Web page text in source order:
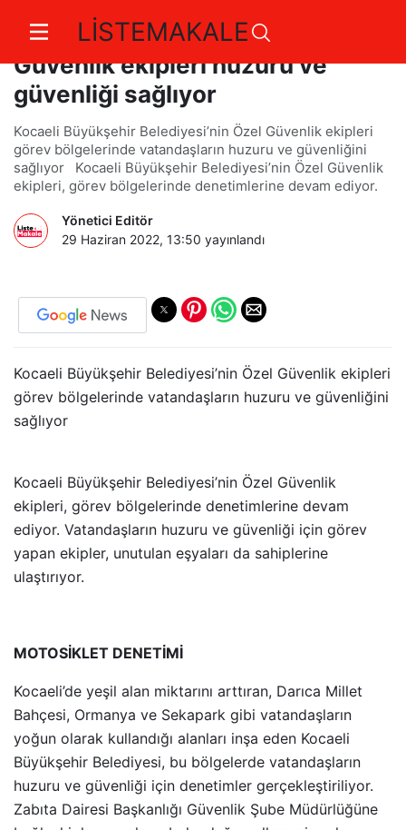
LİSTEMAKALE
Kocaeli Büyükşehir’in Özel
Güvenlik ekipleri huzuru ve
güvenliği sağlıyor
Kocaeli Büyükşehir Belediyesi’nin Özel Güvenlik ekipleri
görev bölgelerinde vatandaşların huzuru ve güvenliğini
sağlıyor Kocaeli Büyükşehir Belediyesi’nin Özel Güvenlik
ekipleri, görev bölgelerinde denetimlerine devam ediyor.
Yönetici Editör
29 Haziran 2022, 13:50 yayınlandı
Kocaeli Büyükşehir Belediyesi’nin Özel Güvenlik ekipleri
görev bölgelerinde vatandaşların huzuru ve güvenliğini
sağlıyor
Kocaeli Büyükşehir Belediyesi’nin Özel Güvenlik
ekipleri, görev bölgelerinde denetimlerine devam
ediyor. Vatandaşların huzuru ve güvenliği için görev
yapan ekipler, unutulan eşyaları da sahiplerine
ulaştırıyor.
MOTOSİKLET DENETİMİ
Kocaeli’de yeşil alan miktarını arttıran, Darıca Millet
Bahçesi, Ormanya ve Sekapark gibi vatandaşların
yoğun olarak kullandığı alanları inşa eden Kocaeli
Büyükşehir Belediyesi, bu bölgelerde vatandaşların
huzuru ve güvenliği için denetimler gerçekleştiriliyor.
Zabıta Dairesi Başkanlığı Güvenlik Şube Müdürlüğüne